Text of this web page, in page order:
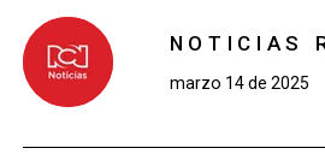
NOTICIAS
marzo 14 de 2025